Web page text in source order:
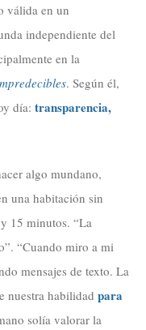
válida en un
independiente del
en la
. Según él,
día: transparencia,
algo mundano,
una habitación sin
15 minutos. “La
“Cuando miro a mi
mensajes de texto. La
nuestra habilidad para
solía valorar la